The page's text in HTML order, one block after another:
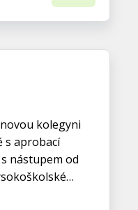
kolegyni
s aprobací
nástupem od